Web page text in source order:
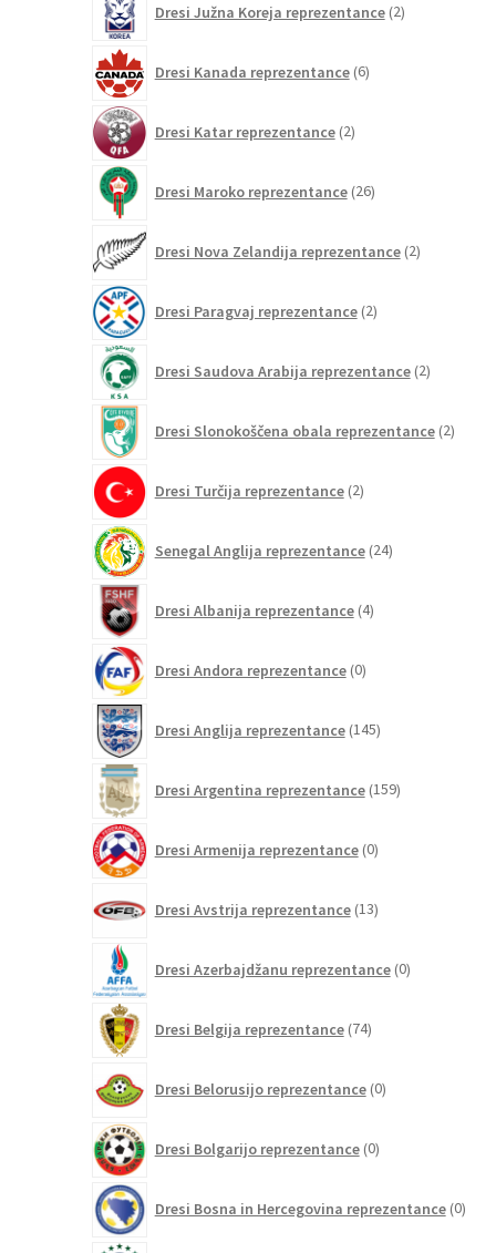
Dresi Južna Koreja reprezentance 2izdelka
Dresi Kanada reprezentance 6izdelkov
Dresi Katar reprezentance 2izdelka
Dresi Maroko reprezentance 26izdelkov
Dresi Nova Zelandija reprezentance 2izdelka
Dresi Paragvaj reprezentance 2izdelka
Dresi Saudova Arabija reprezentance 2izdelka
Dresi Slonokoščena obala reprezentance 2izdelka
Dresi Turčija reprezentance 2izdelka
Senegal Anglija reprezentance 24izdelkov
Dresi Albanija reprezentance 4izdelki
Dresi Andora reprezentance 0izdelkov
Dresi Anglija reprezentance 145izdelkov
Dresi Argentina reprezentance 159izdelkov
Dresi Armenija reprezentance 0izdelkov
Dresi Avstrija reprezentance 13izdelkov
Dresi Azerbajdžanu reprezentance 0izdelkov
Dresi Belgija reprezentance 74izdelkov
Dresi Belorusijo reprezentance 0izdelkov
Dresi Bolgarijo reprezentance 0izdelkov
Dresi Bosna in Hercegovina reprezentance 0